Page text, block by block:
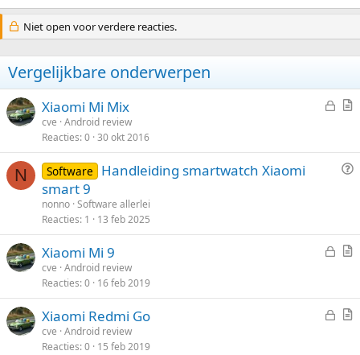
Niet open voor verdere reacties.
Vergelijkbare onderwerpen
G
l
i
k
Xiaomi Mi Mix
cve Android review
Reacties 0 30 okt 2016
N
V
g
Software
Handleiding smartwatch Xiaomi
smart 9
nonno Software allerlei
Reacties 1 13 feb 2025
G
l
o
i
Xiaomi Mi 9
cve Android review
Reacties 0 16 feb 2019
G
Xiaomi Redmi Go
cve Android review
Reacties 0 15 feb 2019